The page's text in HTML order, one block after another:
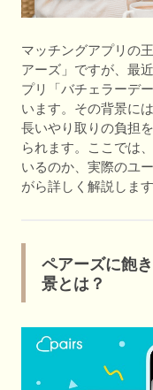
マッチングアプリの
アーズ」ですが、最
プリ「バチェラーデ
います。その背景に
長いやり取りの負担
られます。ここでは
いるのか、実際のユ
がら詳しく解説します
ペアーズに飽
景とは？